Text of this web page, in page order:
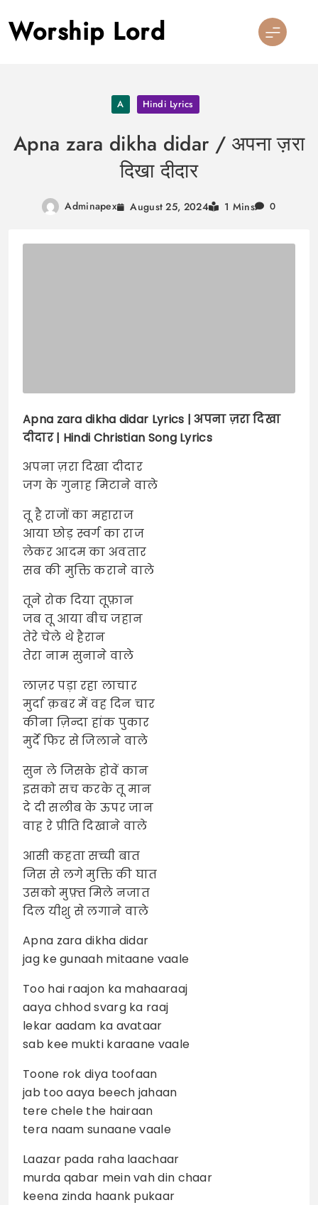
to
content
Worship Lord
A Hindi Lyrics
Apna zara dikha didar / अपना ज़रा
दिखा दीदार
Adminapex August 25, 2024 1 Mins 0
Apna zara dikha didar Lyrics | अपना ज़रा दिखा
दीदार | Hindi Christian Song Lyrics
अपना ज़रा दिखा दीदार
जग के गुनाह मिटाने वाले
तू है राजों का महाराज
आया छोड़ स्वर्ग का राज
लेकर आदम का अवतार
सब की मुक्ति कराने वाले
तूने रोक दिया तूफ़ान
जब तू आया बीच जहान
तेरे चेले थे हैरान
तेरा नाम सुनाने वाले
लाज़र पड़ा रहा लाचार
मुर्दा क़बर में वह दिन चार
कीना ज़िन्दा हांक पुकार
मुर्दे फिर से जिलाने वाले
सुन ले जिसके होवें कान
इसको सच करके तू मान
दे दी सलीब के ऊपर जान
वाह रे प्रीति दिखाने वाले
आसी कहता सच्ची बात
जिस से लगे मुक्ति की घात
उसको मुफ़्त मिले नजात
दिल यीशु से लगाने वाले
Apna zara dikha didar
jag ke gunaah mitaane vaale
Too hai raajon ka mahaaraaj
aaya chhod svarg ka raaj
lekar aadam ka avataar
sab kee mukti karaane vaale
Toone rok diya toofaan
jab too aaya beech jahaan
tere chele the hairaan
tera naam sunaane vaale
Laazar pada raha laachaar
murda qabar mein vah din chaar
keena zinda haank pukaar